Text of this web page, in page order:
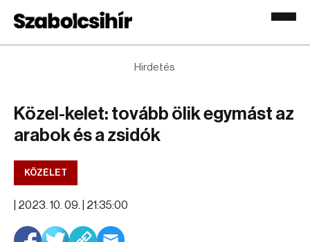
Hirdetés
Közel-kelet: tovább ölik egymást az
arabok és a zsidók
KÖZÉLET
2023. 10. 09. | 21:35:00